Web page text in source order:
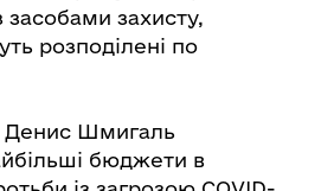
засобами захисту,
розподілені по
Денис Шмигаль
бюджети в